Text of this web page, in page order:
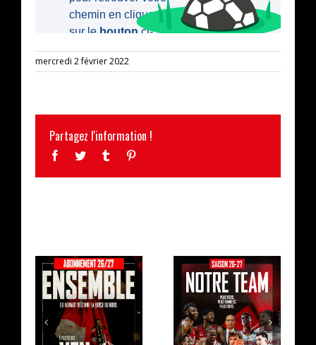
mercredi 2 février 2022
Partagez l'information !
Facebook
Twitter Tumblr
LA CAMPAGNE
D’ABONNEMENT
L’EFFECTIF
2026/2027 AU